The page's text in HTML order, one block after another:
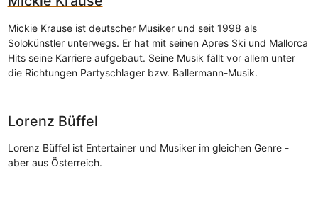
Mickie Krause ist deutscher Musiker und seit 1998 als
Solokünstler unterwegs. Er hat mit seinen Apres Ski und Mallorca
Hits seine Karriere aufgebaut. Seine Musik fällt vor allem unter
die Richtungen Partyschlager bzw. Ballermann-Musik.
Lorenz Büffel
Lorenz Büffel ist Entertainer und Musiker im gleichen Genre -
aber aus Österreich.